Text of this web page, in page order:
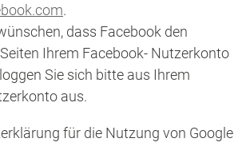
.
dass Facebook den
Ihrem Facebook- Nutzerkonto
Sie sich bitte aus Ihrem
aus.
für die Nutzung von Google